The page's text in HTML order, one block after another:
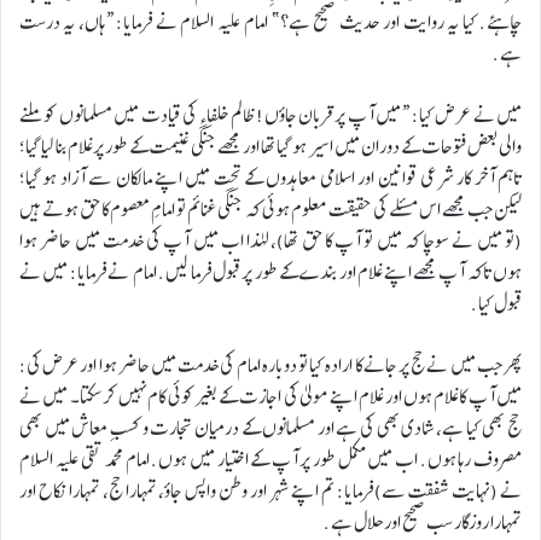
چاہئے. کیا یہ روایت اور حدیث صحیح ہے؟” امام علیہ السلام نے فرمایا: “ہاں، یہ درست
ہے.
میں نے عرض کیا: “میں آپ پر قربان جاؤں! ظالم خلفاء کی قیادت میں مسلمانوں کو ملنے
والی بعض فتوحات کے دوران میں اسیر ہو گیا تھا اور مجھے جنگی غنیمت کے طور پر غلام بنا لیا گیا؛
تاہم آخر کار شرعی قوانین اور اسلامی معاہدوں کے تحت میں اپنے مالکان سے آزاد ہو گیا؛
لیکن جب مجھے اس مسئلے کی حقیقت معلوم ہوئی کہ جنگی غنائم تو امامِ معصوم کا حق ہوتے ہیں
(تو میں نے سوچا کہ میں تو آپ کا حق تھا)، لہٰذا اب میں آپ کی خدمت میں حاضر ہوا
ہوں تاکہ آپ مجھے اپنے غلام اور بندے کے طور پر قبول فرما لیں. امام نے فرمایا: میں نے
قبول کیا.
پھر جب میں نے حج پر جانے کا ارادہ کیا تو دوبارہ امام کی خدمت میں حاضر ہوا اور عرض کی:
میں آپ کا غلام ہوں اور غلام اپنے مولیٰ کی اجازت کے بغیر کوئی کام نہیں کر سکتا۔ میں نے
حج بھی کیا ہے، شادی بھی کی ہے اور مسلمانوں کے درمیان تجارت و کسبِ معاش میں بھی
مصروف رہا ہوں. اب میں مکمل طور پر آپ کے اختیار میں ہوں. امام محمد تقی علیہ السلام
نے (نہایت شفقت سے) فرمایا: تم اپنے شہر اور وطن واپس جاؤ، تمہارا حج، تمہارا نکاح اور
تمہارا روزگار سب صحیح اور حلال ہے.